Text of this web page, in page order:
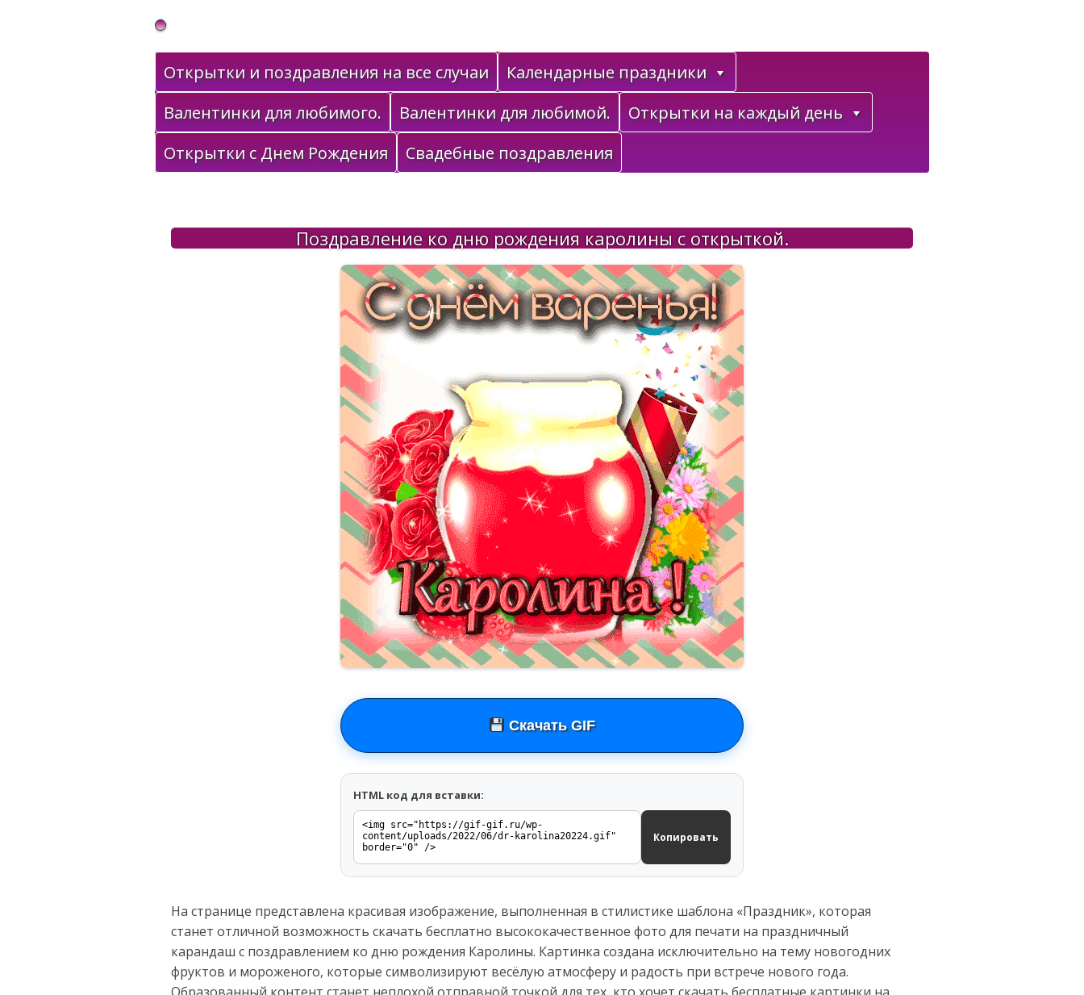
Gif Открытки в подарок
Открытки и поздравления на все случаи
Календарные праздники
Валентинки для любимого.
Валентинки для любимой.
Открытки на каждый день
Открытки с Днем Рождения
Свадебные поздравления
Поздравление ко дню рождения каролины с открыткой.
Скачать GIF
HTML код для вставки:
Копировать
На странице представлена красивая изображение, выполненная в стилистике шаблона «Праздник», которая
станет отличной возможность скачать бесплатно высококачественное фото для печати на праздничный
карандаш с поздравлением ко дню рождения Каролины. Картинка создана исключительно на тему новогодних
фруктов и мороженого, которые символизируют весёлую атмосферу и радость при встрече нового года.